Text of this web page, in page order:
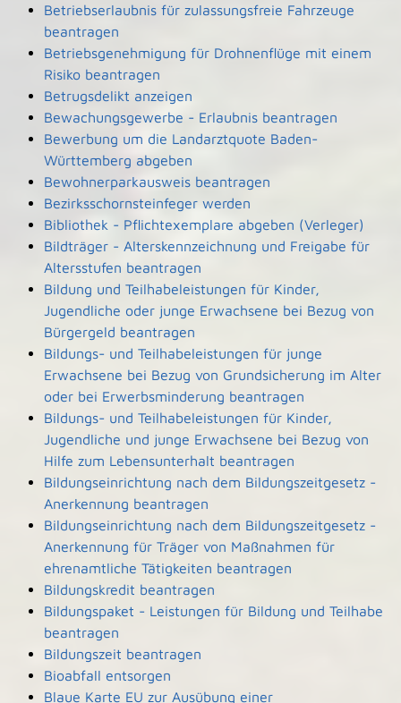
Betriebserlaubnis für zulassungsfreie Fahrzeuge
beantragen
Betriebsgenehmigung für Drohnenflüge mit einem
Risiko beantragen
Betrugsdelikt anzeigen
Bewachungsgewerbe - Erlaubnis beantragen
Bewerbung um die Landarztquote Baden-
Württemberg abgeben
Bewohnerparkausweis beantragen
Bezirksschornsteinfeger werden
Bibliothek - Pflichtexemplare abgeben (Verleger)
Bildträger - Alterskennzeichnung und Freigabe für
Altersstufen beantragen
Bildung und Teilhabeleistungen für Kinder,
Jugendliche oder junge Erwachsene bei Bezug von
Bürgergeld beantragen
Bildungs- und Teilhabeleistungen für junge
Erwachsene bei Bezug von Grundsicherung im Alter
oder bei Erwerbsminderung beantragen
Bildungs- und Teilhabeleistungen für Kinder,
Jugendliche und junge Erwachsene bei Bezug von
Hilfe zum Lebensunterhalt beantragen
Bildungseinrichtung nach dem Bildungszeitgesetz -
Anerkennung beantragen
Bildungseinrichtung nach dem Bildungszeitgesetz -
Anerkennung für Träger von Maßnahmen für
ehrenamtliche Tätigkeiten beantragen
Bildungskredit beantragen
Bildungspaket - Leistungen für Bildung und Teilhabe
beantragen
Bildungszeit beantragen
Bioabfall entsorgen
Blaue Karte EU zur Ausübung einer